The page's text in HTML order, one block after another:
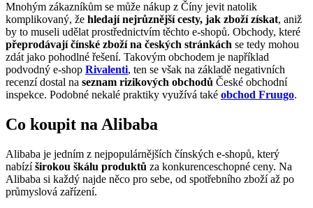
Mnohým zákazníkům se může nákup z Číny jevit natolik
komplikovaný, že hledají nejrůznější cesty, jak zboží získat, aniž
by to museli udělat prostřednictvím těchto e-shopů. Obchody, které
přeprodávají čínské zboží na českých stránkách se tedy mohou
zdát jako pohodlné řešení. Takovým obchodem je například
podvodný e-shop Rivalenti, ten se však na základě negativních
recenzí dostal na seznam rizikových obchodů České obchodní
inspekce. Podobné nekalé praktiky využívá také obchod Fruugo.
Co koupit na Alibaba
Alibaba je jedním z nejpopulárnějších čínských e-shopů, který
nabízíširokou škálu produktů za konkurenceschopné ceny. Na
Alibaba si každý najde něco pro sebe, od spotřebního zboží až po
průmyslová zařízení.